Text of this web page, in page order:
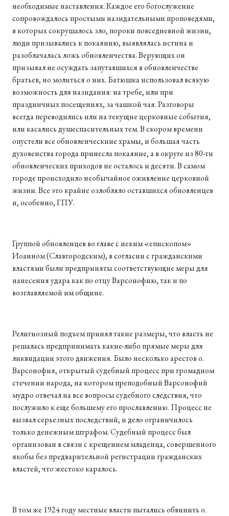
необходимые наставления. Каждое его богослужение
сопровождалось простыми назидательными проповедями,
в которых сокрушалось зло, пороки повседневной жизни,
люди призывались к покаянию, выявлялась истина и
разоблачалась ложь обновленчества. Верующих он
призывал не осуждать запутавшихся в обновленчестве
братьев, но молиться о них. Батюшка использовал всякую
возможность для назидания: на требе, или при
праздничных посещениях, за чашкой чая. Разговоры
всегда переводились или на текущие церковные события,
или касались душеспасительных тем. В скором времени
опустели все обновленческиие храмы, и большая часть
духовенства города принесла покаяние, а в округе из 80-ти
обновленческих приходов не осталось и десяти. В самом
городе происходило необычайное оживление церковной
жизни. Все это крайне озлобляло оставшихся обновленцев
и, особенно, ГПУ.
Группой обновленцев во главе с неким «епископом»
Иоанном (Славгородским), в согласии с гражданскими
властями были предприняты соответствующие меры для
нанесения удара как по отцу Варсонофию, так и по
возглавляемой им общине.
Религиозный подъем принял такие размеры, что власть не
решалась предпринимать какие-либо прямые меры для
ликвидации этого движения. Было несколько арестов о.
Варсонофия, открытый судебный процесс при громадном
стечении народа, на котором преподобный Варсонофий
мудро отвечал на все вопросы судебного следствия, что
послужило к еще большему его прославлению. Процесс не
вызвал серьезных последствий, и дело ограничилось
только денежным штрафом. Судебный процесс был
организован в связи с крещением младенца, совершенного
якобы без предварительной регистрации гражданских
властей, что жестоко каралось.
В том же 1924 году местные власти пытались обвинить о.